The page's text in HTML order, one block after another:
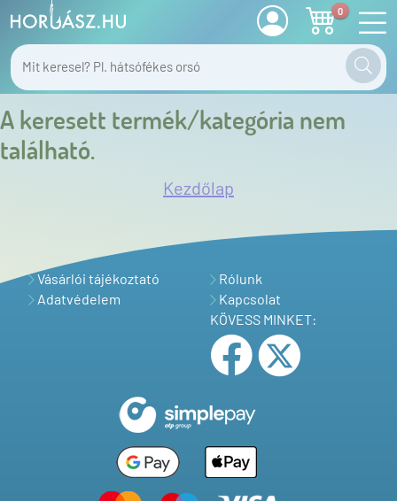
0
A keresett termék/kategória nem
található.
Kezdőlap
Vásárlói tájékoztató
Adatvédelem
Rólunk
Kapcsolat
KÖVESS MINKET: